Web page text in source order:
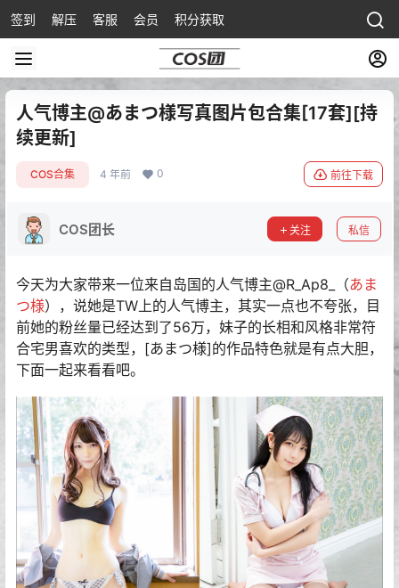
签到 解压 客服 会员 积分获取
人气博主@あまつ様写真图片包合集[17套][持
续更新]
COS合集 4 年前 0 前往下载
COS团长 关注 私信
今天为大家带来一位来自岛国的人气博主@R_Ap8_（あま
つ様），说她是TW上的人气博主，其实一点也不夸张，目
前她的粉丝量已经达到了56万，妹子的长相和风格非常符
合宅男喜欢的类型，[あまつ様]的作品特色就是有点大胆，
下面一起来看看吧。